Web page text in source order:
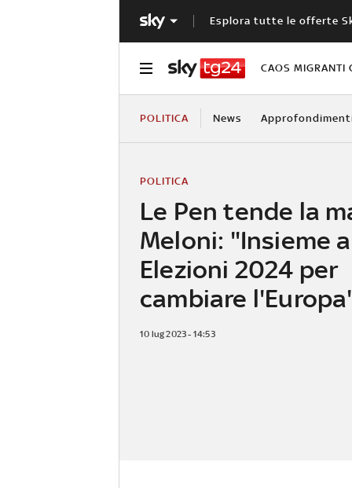
Esplora tutte le offerte
CAOS MIGRANTI
POLITICA News
Le Pen tende la
Meloni: "Insieme
Elezioni 2024 per
cambiare
POLITICA
10 lug 2023 - 14:53